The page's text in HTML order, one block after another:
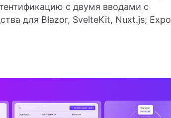
с двумя вводами с
для Blazor, SvelteKit, Nuxt.js, Expo